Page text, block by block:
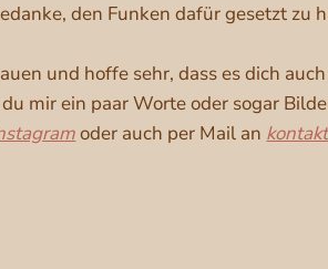
den Funken dafür gesetzt zu
und hoffe sehr, dass es dich
mir ein paar Worte oder sogar
oder auch per Mail an